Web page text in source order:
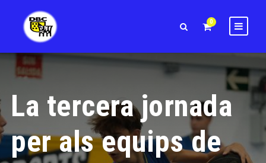
0
La tercera jornada
per als equips de